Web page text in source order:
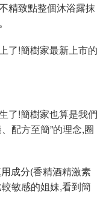
精致點整個沐浴露抹
!簡樹家最新上市的
!簡樹家也算是我們
配方至簡”的理念,圈
成分(香精酒精激素
敏感的姐妹,看到簡